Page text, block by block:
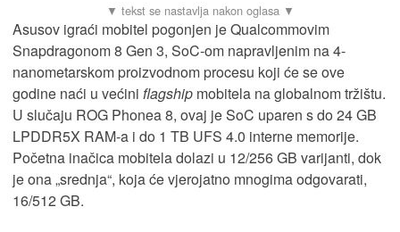
Asusov igraći mobitel pogonjen je Qualcommovim
Snapdragonom 8 Gen 3, SoC-om napravljenim na 4-
nanometarskom proizvodnom procesu koji će se ove
godine naći u većini flagship mobitela na globalnom tržištu.
U slučaju ROG Phonea 8, ovaj je SoC uparen s do 24 GB
LPDDR5X RAM-a i do 1 TB UFS 4.0 interne memorije.
Početna inačica mobitela dolazi u 12/256 GB varijanti, dok
je ona „srednja“, koja će vjerojatno mnogima odgovarati,
16/512 GB.